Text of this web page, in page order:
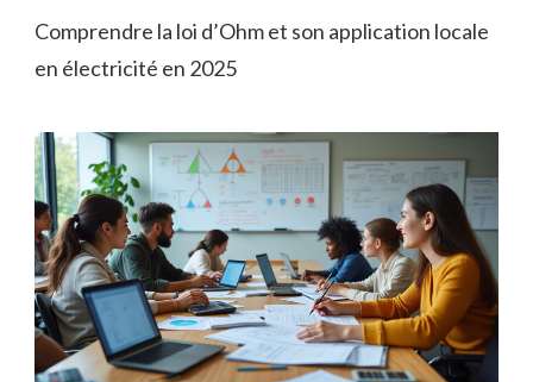
Comprendre la loi d’Ohm et son application locale
en électricité en 2025